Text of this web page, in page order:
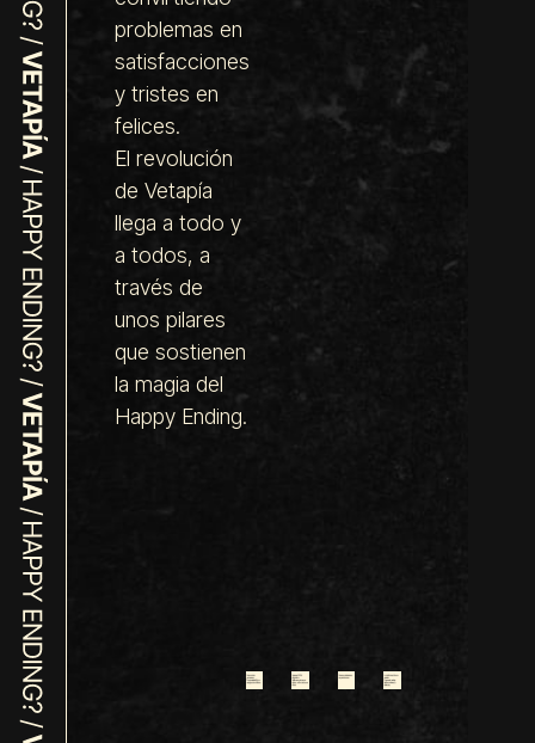
problemas en
satisfacciones
y tristes en
felices.
El revolución
de Vetapía
llega a todo y
a todos, a
través de
unos pilares
que sostienen
la magia del
Happy Ending.